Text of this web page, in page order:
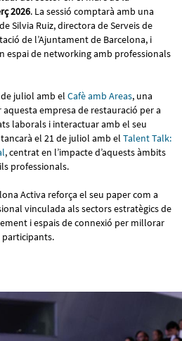
2026. La sessió comptarà amb una
Silvia Ruiz, directora de Serveis de
de l’Ajuntament de Barcelona, i
espai de networking amb professionals
juliol amb el Cafè amb Areas, una
empresa de restauració per a
laborals i interactuar amb el seu
el 21 de juliol amb el Talent Talk:
, centrat en l’impacte d’aquests àmbits
professionals.
Activa reforça el seu paper com a
vinculada als sectors estratègics de
i espais de connexió per millorar
participants.